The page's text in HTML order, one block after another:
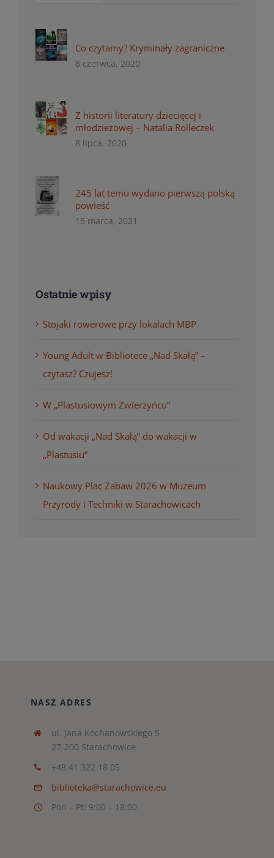
Co czytamy? Kryminały zagraniczne
8 czerwca, 2020
Z historii literatury dziecięcej i
młodzieżowej – Natalia Rolleczek
8 lipca, 2020
245 lat temu wydano pierwszą polską
powieść
15 marca, 2021
Ostatnie wpisy
Stojaki rowerowe przy lokalach MBP
Young Adult w Bibliotece „Nad Skałą” –
czytasz? Czujesz!
W „Plastusiowym Zwierzyńcu”
Od wakacji „Nad Skałą” do wakacji w
„Plastusiu”
Naukowy Plac Zabaw 2026 w Muzeum
Przyrody i Techniki w Starachowicach
NASZ ADRES
ul. Jana Kochanowskiego 5
27-200 Starachowice
+48 41 322 18 05
biblioteka@starachowice.eu
Pon – Pt: 9:00 – 18:00